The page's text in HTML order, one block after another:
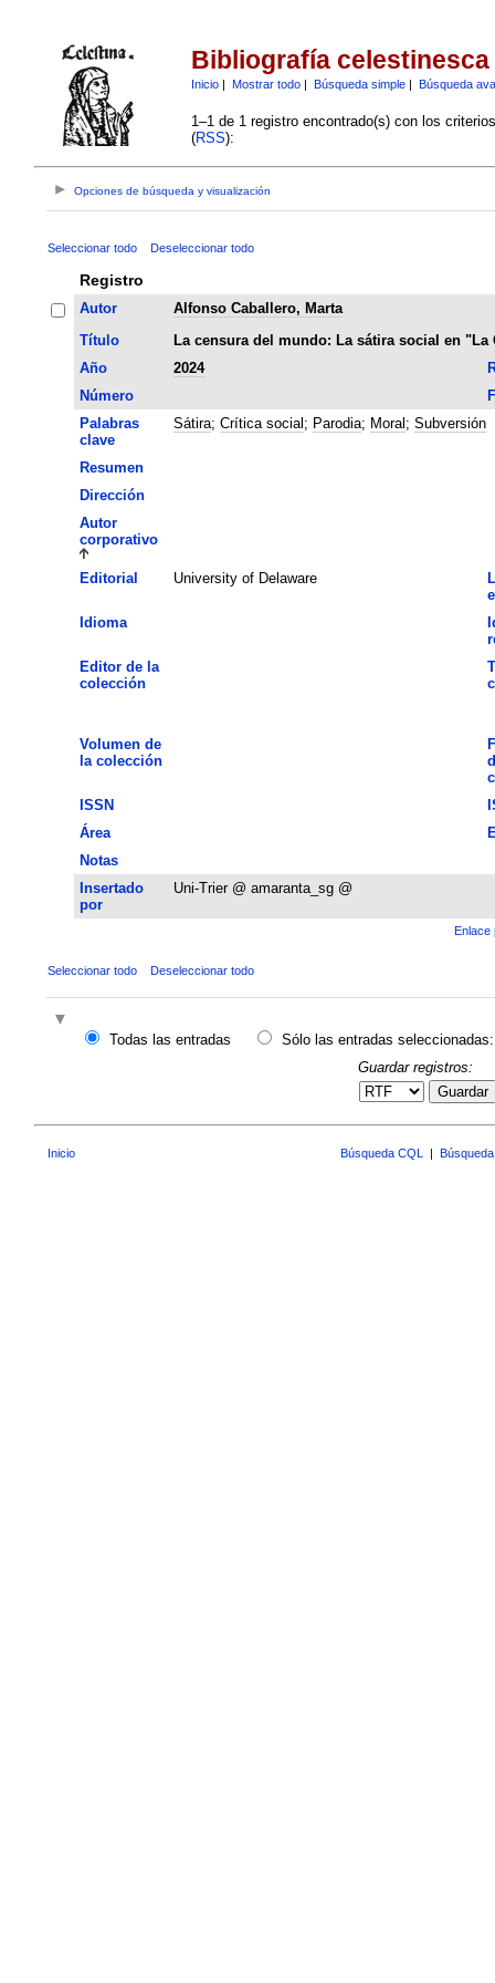
Bibliografía celestinesca
Inicio| Mostrar todo| Búsqueda simple| Búsqueda
1–1 de 1 registro encontrado(s) con los
(RSS):
Opciones de búsqueda y visualización
Seleccionar todo Deseleccionar todo
Registro
Autor
Alfonso Caballero, Marta
Título
La censura del mundo: La sátira social en "La
Año
2024
Número
Palabras
clave
Sátira; Crítica social ; Parodia; Moral ; Subversión
Resumen
Dirección
Autor
corporativo
Editorial University of Delaware
Idioma
Editor de la
colección
Volumen de
la colección
ISSN
Área
Notas
Insertado
por
Uni-Trier @ amaranta_sg @
Enlace
Seleccionar todo Deseleccionar todo
Todas las entradas
Sólo las entradas seleccionadas:
Guardar registros:
Guardar
Inicio Búsqueda CQL